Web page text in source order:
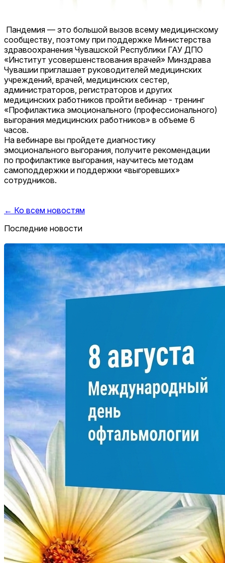
Пандемия — это большой вызов всему медицинскому
сообществу, поэтому при поддержке Министерства
здравоохранения Чувашской Республики ГАУ ДПО
«Институт усовершенствования врачей» Минздрава
Чувашии приглашает руководителей медицинских
учреждений, врачей, медицинских сестер,
администраторов, регистраторов и других
медицинских работников пройти вебинар - тренинг
«Профилактика эмоционального (профессионального)
выгорания медицинских работников» в объеме 6
часов.
На вебинаре вы пройдете диагностику
эмоционального выгорания, получите рекомендации
по профилактике выгорания, научитесь методам
самоподдержки и поддержки «выгоревших»
сотрудников.
← Ко всем новостям
Последние новости